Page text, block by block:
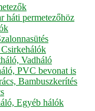
háti permetezőhöz
Vadháló
PVC bevonat is
Bambuszkerítés
Egyéb hálók